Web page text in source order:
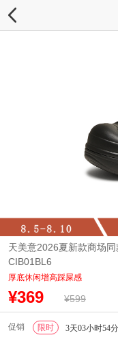
天美意2026夏新款商场
CIB01BL6
厚底休闲增高踩屎感
¥369 ¥599
促销 限时 3天03小时53